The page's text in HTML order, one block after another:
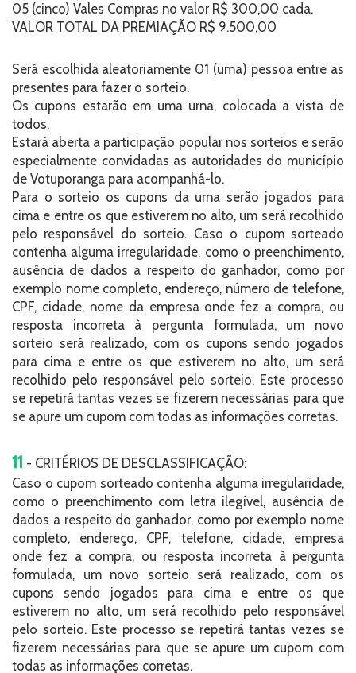
05 (cinco) Vales Compras no valor R$ 300,00 cada.
VALOR TOTAL DA PREMIAÇÃO R$ 9.500,00
Será escolhida aleatoriamente 01 (uma) pessoa entre as
presentes para fazer o sorteio.
Os cupons estarão em uma urna, colocada a vista de
todos.
Estará aberta a participação popular nos sorteios e serão
especialmente convidadas as autoridades do município
de Votuporanga para acompanhá-lo.
Para o sorteio os cupons da urna serão jogados para
cima e entre os que estiverem no alto, um será recolhido
pelo responsável do sorteio. Caso o cupom sorteado
contenha alguma irregularidade, como o preenchimento,
ausência de dados a respeito do ganhador, como por
exemplo nome completo, endereço, número de telefone,
CPF, cidade, nome da empresa onde fez a compra, ou
resposta incorreta à pergunta formulada, um novo
sorteio será realizado, com os cupons sendo jogados
para cima e entre os que estiverem no alto, um será
recolhido pelo responsável pelo sorteio. Este processo
se repetirá tantas vezes se fizerem necessárias para que
se apure um cupom com todas as informações corretas.
11 - CRITÉRIOS DE DESCLASSIFICAÇÃO:
Caso o cupom sorteado contenha alguma irregularidade,
como o preenchimento com letra ilegível, ausência de
dados a respeito do ganhador, como por exemplo nome
completo, endereço, CPF, telefone, cidade, empresa
onde fez a compra, ou resposta incorreta à pergunta
formulada, um novo sorteio será realizado, com os
cupons sendo jogados para cima e entre os que
estiverem no alto, um será recolhido pelo responsável
pelo sorteio. Este processo se repetirá tantas vezes se
fizerem necessárias para que se apure um cupom com
todas as informações corretas.